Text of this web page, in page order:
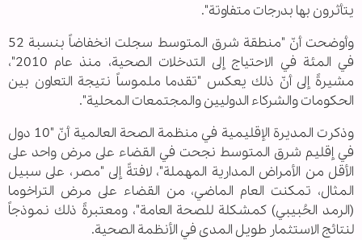
يتأثرون بها بدرجات متفاوتة".
وأوضحت أنّ "منطقة شرق المتوسط سجلت انخفاضاً بنسبة 52
في المئة في الاحتياج إلى التدخلات الصحية، منذ عام 2010"،
مشيرةً إلى أنّ ذلك يعكس "تقدما ملموساً نتيجة التعاون بين
الحكومات والشركاء الدوليين والمجتمعات المحلية".
وذكرت المديرة الإقليمية في منظمة الصحة العالمية أنّ "10 دول
في إقليم شرق المتوسط نجحت في القضاء على مرض واحد على
الأقل من الأمراض المدارية المهملة"، لافتةً إلى "مصر، على سبيل
المثال، تمكنت العام الماضي، من القضاء على مرض التراخوما
(الرمد الحُبيبي) كمشكلة للصحة العامة"، ومعتبرةً ذلك نموذجاً
لنتائج الاستثمار طويل المدى في الأنظمة الصحية.